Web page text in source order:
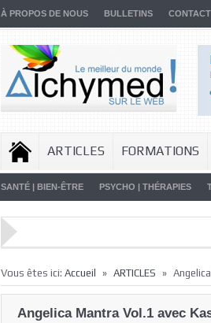
À PROPOS DE NOUS BULLETINS CONTACT
ARTICLES FORMATIONS
SANTÉ | BIEN-ÊTRE PSYCHO | THÉRAPIES
Vous êtes ici: Accueil » ARTICLES »
Angelica Mantra Vol.1 avec